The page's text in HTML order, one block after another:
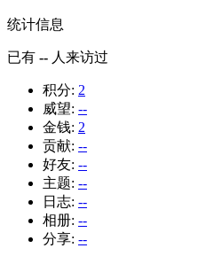
统计信息
已有 -- 人来访过
积分: 2
威望: --
金钱: 2
贡献: --
好友: --
主题: --
日志: --
相册: --
分享: --